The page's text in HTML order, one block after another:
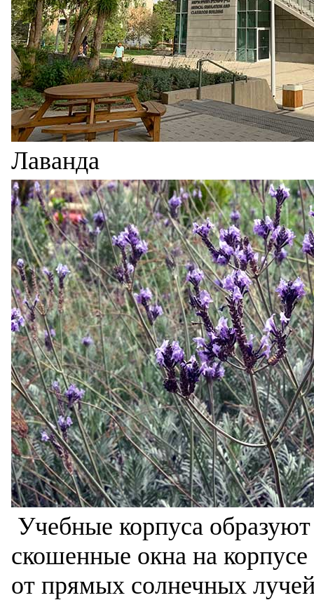
Лаванда
Учебные корпуса
скошенные окна на
от прямых солнечных